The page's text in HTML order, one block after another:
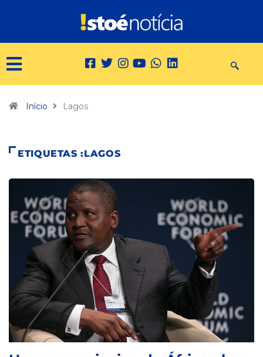
Início Lagos
ETIQUETAS :LAGOS